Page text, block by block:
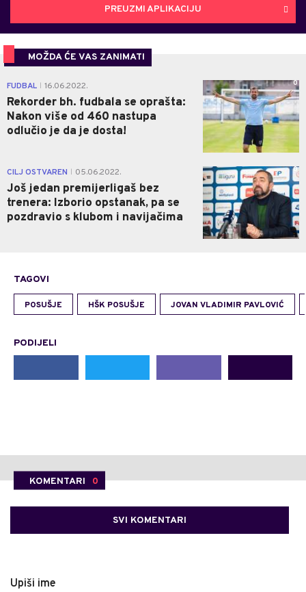
PREUZMI APLIKACIJU
MOŽDA ĆE VAS ZANIMATI
FUDBAL 16.06.2022.
Rekorder bh. fudbala se oprašta:
Nakon više od 460 nastupa
odlučio je da je dosta!
0
CILJ OSTVAREN 05.06.2022.
Još jedan premijerligaš bez
trenera: Izborio opstanak, pa se
pozdravio s klubom i navijačima
0
TAGOVI
POSUŠJE HŠK POSUŠJE JOVAN VLADIMIR PAVLOVIĆ
PODIJELI
KOMENTARI 0
SVI KOMENTARI
Upiši ime